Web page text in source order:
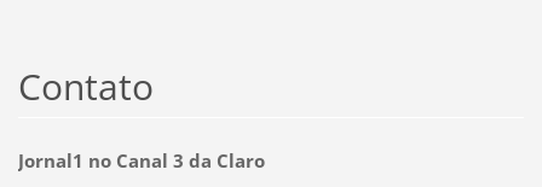
Contato
Jornal1 no Canal 3 da Claro